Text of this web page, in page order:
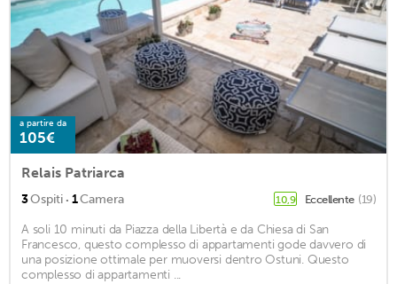
a partire da
105€
Relais Patriarca
3Ospiti · 1Camera 10,9 Eccellente (19)
A soli 10 minuti da Piazza della Libertà e da Chiesa di San
Francesco, questo complesso di appartamenti gode davvero di
una posizione ottimale per muoversi dentro Ostuni. Questo
complesso di appartamenti ...